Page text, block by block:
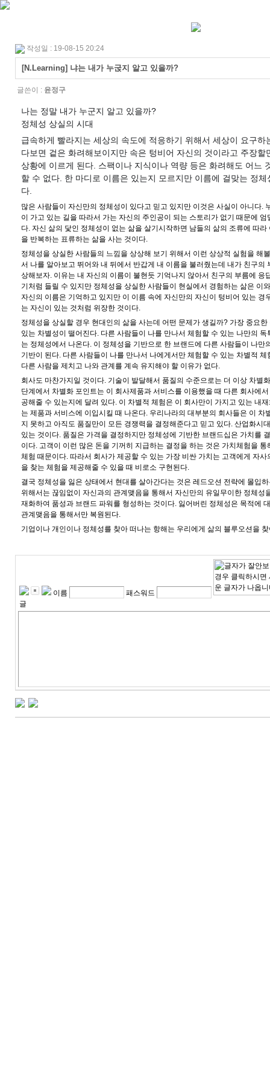
작성일 : 19-08-15 20:24
[N.Learning] 냐는 내가 누굱지 알고 있을까?
글쓴이 : 윤정구
나는 정말 내가 누군지 알고 있을까?
정체성 상실의 시대
급속하게 빨라지는 세상의 속도에 적응하기 위해서 세상이 요구하
다보면 겉은 화려해보이지만 속은 텅비어 자신의 것이라고 주장할
상황에 이르게 된다. 스팩이나 지식이나 역량 등은 화려해도 어느
할 수 없다. 한 마디로 이름은 있는지 모르지만 이름에 걸맞는 정
다.
많은 사람들이 자신만의 정체성이 있다고 믿고 있지만 이것은 사실이 아니다.
이 가고 있는 길을 따라서 가는 자신의 주인공이 되는 스토리가 없기 때문에
다. 자신 삶의 닻인 정체성이 없는 삶을 살기시작하면 남들의 삶의 조류에 따
을 반복하는 표류하는 삶을 사는 것이다.
정체성을 상실한 사람들의 느낌을 상상해 보기 위해서 이런 상상적 실험을 해
서 나를 알아보고 뛰어와 내 뒤에서 반갑게 내 이름을 불러줬는데 내가 친구의
상해보자. 이유는 내 자신의 이름이 불현듯 기억나지 않아서 친구의 부름에 응
기처럼 들릴 수 있지만 정체성을 상실한 사람들이 현실에서 경험하는 삶은 이
자신의 이름은 기억하고 있지만 이 이름 속에 자신만의 자신이 텅비어 있는 경
는 자신이 있는 것처럼 위장한 것이다.
정체성을 상실할 경우 현대인의 삶을 사는데 어떤 문제가 생길까? 가장 중요
있는 차별성이 떨어진다. 다른 사람들이 나를 만나서 체험할 수 있는 나만의
는 정체성에서 나온다. 이 정체성을 기반으로 한 브랜드에 다른 사람들이 나만
기반이 된다. 다른 사람들이 나를 만나서 나에게서만 체험할 수 있는 차별적
다른 사람을 제치고 나와 관계를 계속 유지해야 할 이유가 없다.
회사도 마찬가지일 것이다. 기술이 발달해서 품질의 수준으로는 더 이상 차별
단계에서 차별화 포인트는 이 회사제품과 서비스를 이용했을 때 다른 회사에
공해줄 수 있는지에 달려 있다. 이 차별적 체험은 이 회사만이 가지고 있는 내
는 제품과 서비스에 이입시킬 때 나온다. 우리나라의 대부분의 회사들은 이 차
지 못하고 아직도 품질만이 모든 경쟁력을 결정해준다고 믿고 있다. 산업화시
있는 것이다. 품질은 가격을 결정하지만 정체성에 기반한 브랜드십은 가치를
이다. 고객이 이런 많은 돈을 기꺼히 지급하는 결정을 하는 것은 가치체험을
체험 때문이다. 따라서 회사가 제공할 수 있는 가장 비싼 가치는 고객에게 자
을 찾는 체험을 제공해줄 수 있을 때 비로소 구현된다.
결국 정체성을 잃은 상태에서 현대를 살아간다는 것은 레드오션 전략에 몰입
위해서는 끊임없이 자신과의 관계맺음을 통해서 자신만의 유일무이한 정체성
재화하여 품성과 브랜드 파워를 형성하는 것이다. 잃어버린 정체성은 목적에
관계맺음을 통해서만 복원된다.
기업이나 개인이나 정체성를 찾아 떠나는 항해는 우리에게 삶의 블루오션을
이름
패스워드
글